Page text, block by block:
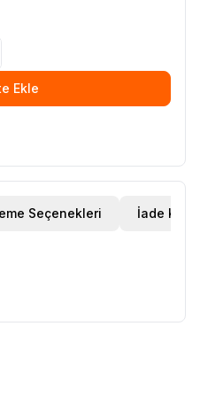
Ekle
Seçenekleri İade